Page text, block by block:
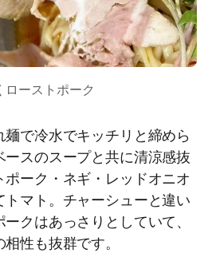
ーストポーク
で冷水でキッチリと締めら
スのスープと共に清涼感抜
ーク・ネギ・レッドオニオ
トマト。チャーシューと違い
クはあっさりとしていて、
性も抜群です。